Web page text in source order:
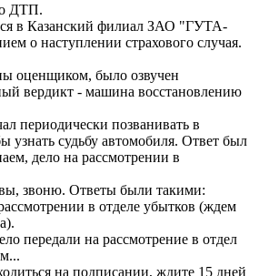
ДТП.
в Казанский филиал ЗАО "ГУТА-
о наступлении страхового случая.
оценщиком, было озвучен
вердикт - машина восстановлению
периодически позванивать в
узнать судьбу автомобиля. Ответ был
дело на рассмотрении в
звоню. Ответы были такими:
в отделе убытков (ждем
передали на рассмотрение в отдел
на подписании, ждите 15 дней